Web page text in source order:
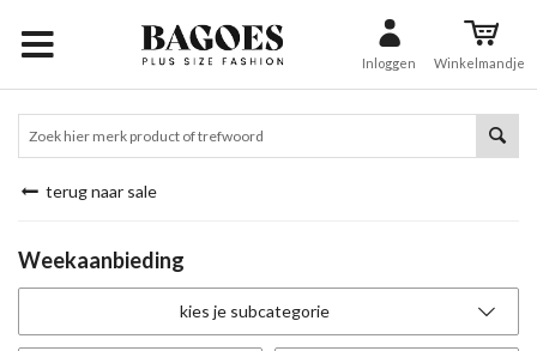
Inloggen Winkelmandje
terug naar sale
Weekaanbieding
kies je subcategorie